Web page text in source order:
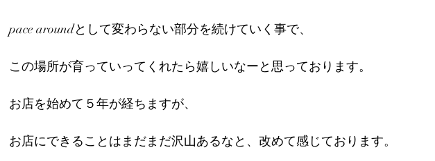
pace aroundとして変わらない部分を続けていく事で、
この場所が育っていってくれたら嬉しいなーと思っております。
お店を始めて５年が経ちますが、
お店にできることはまだまだ沢山あるなと、改めて感じております。